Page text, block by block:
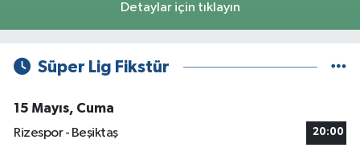
Detaylar için tıklayın
Süper Lig Fikstür
15 Mayıs, Cuma
Rizespor - Beşiktaş
20:00